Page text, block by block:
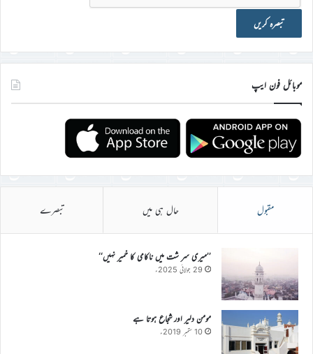
موبائل فون ایپ
مقبول حال ہی میں تبصرے
’’میری سر شت میں ناکامی کا خمیر نہیں‘‘
29 جولائی 2025ء
مومن دلیر اور شجاع ہوتا ہے
10 ستمبر 2019ء